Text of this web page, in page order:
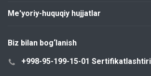
Me'yoriy-huquqiy hujjatlar
Biz bilan bog‘lanish
+998-95-199-15-01